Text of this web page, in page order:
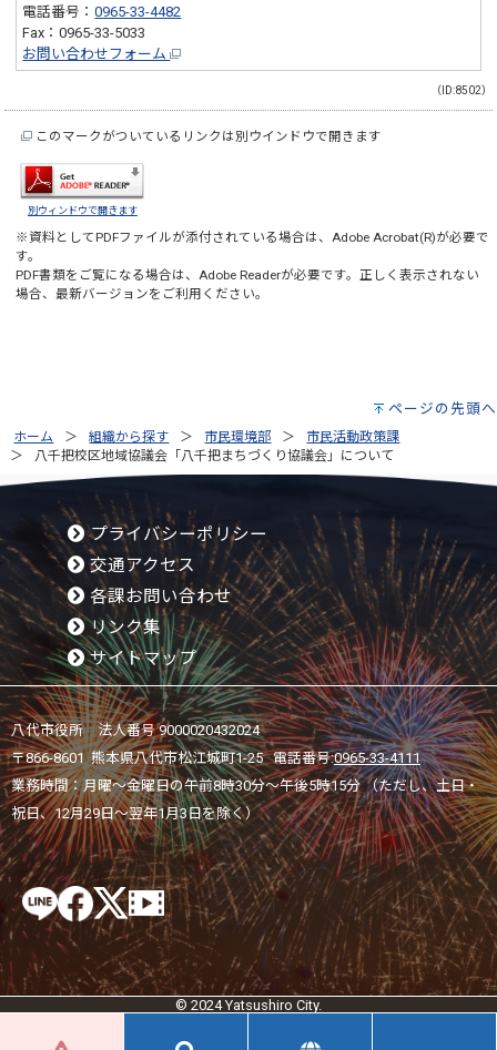
電話番号：0965-33-4482
Fax：0965-33-5033
お問い合わせフォーム
（ID:8502）
このマークがついているリンクは別ウインドウで開きます
別ウィンドウで開きます
※資料としてPDFファイルが添付されている場合は、 Adobe Acrobat(R)が必要で
す。
PDF書類をご覧になる場合は、 Adobe Readerが必要です。正しく表示されない
場合、最新バージョンをご利用ください。
ページの先頭へ
ホーム 組織から探す 市民環境部
市民活動政策課
八千把校区地域協議会「八千把まちづくり協議会」について
プライバシーポリシー
交通アクセス
各課お問い合わせ
リンク集
サイトマップ
八代市役所 法人番号 9000020432024
〒866-8601 熊本県八代市松江城町1-25 電話番号:0965-33-4111
業務時間：月曜～金曜日の午前8時30分～午後5時15分 （ただし、土日・
祝日、12月29日～翌年1月3日を除く）
© 2024 Yatsushiro City.